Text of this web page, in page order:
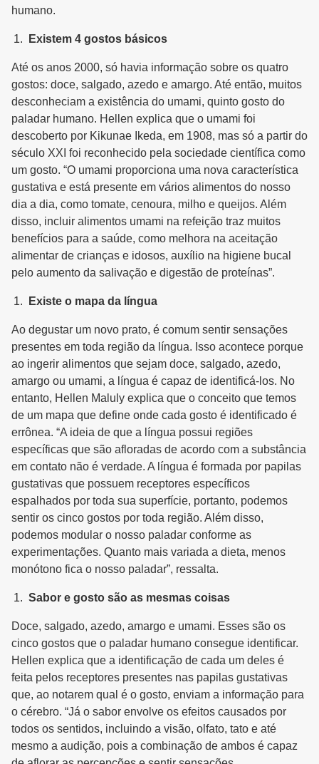
humano.
Existem 4 gostos básicos
Até os anos 2000, só havia informação sobre os quatro
gostos: doce, salgado, azedo e amargo. Até então, muitos
desconheciam a existência do umami, quinto gosto do
paladar humano. Hellen explica que o umami foi
descoberto por Kikunae Ikeda, em 1908, mas só a partir do
século XXI foi reconhecido pela sociedade científica como
um gosto. “O umami proporciona uma nova característica
gustativa e está presente em vários alimentos do nosso
dia a dia, como tomate, cenoura, milho e queijos. Além
disso, incluir alimentos umami na refeição traz muitos
benefícios para a saúde, como melhora na aceitação
alimentar de crianças e idosos, auxílio na higiene bucal
pelo aumento da salivação e digestão de proteínas”.
Existe o mapa da língua
Ao degustar um novo prato, é comum sentir sensações
presentes em toda região da língua. Isso acontece porque
ao ingerir alimentos que sejam doce, salgado, azedo,
amargo ou umami, a língua é capaz de identificá-los. No
entanto, Hellen Maluly explica que o conceito que temos
de um mapa que define onde cada gosto é identificado é
errônea. “A ideia de que a língua possui regiões
específicas que são afloradas de acordo com a substância
em contato não é verdade. A língua é formada por papilas
gustativas que possuem receptores específicos
espalhados por toda sua superfície, portanto, podemos
sentir os cinco gostos por toda região. Além disso,
podemos modular o nosso paladar conforme as
experimentações. Quanto mais variada a dieta, menos
monótono fica o nosso paladar”, ressalta.
Sabor e gosto são as mesmas coisas
Doce, salgado, azedo, amargo e umami. Esses são os
cinco gostos que o paladar humano consegue identificar.
Hellen explica que a identificação de cada um deles é
feita pelos receptores presentes nas papilas gustativas
que, ao notarem qual é o gosto, enviam a informação para
o cérebro. “Já o sabor envolve os efeitos causados por
todos os sentidos, incluindo a visão, olfato, tato e até
mesmo a audição, pois a combinação de ambos é capaz